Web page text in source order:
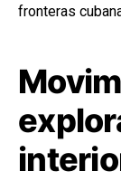
fronteras